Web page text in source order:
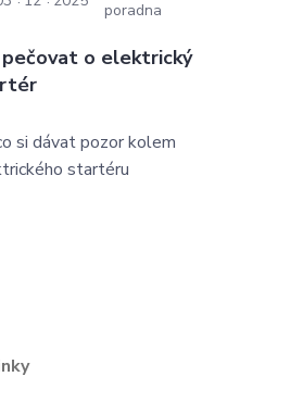
pečovat o elektrický
poradna
si dávat pozor kolem
startéru